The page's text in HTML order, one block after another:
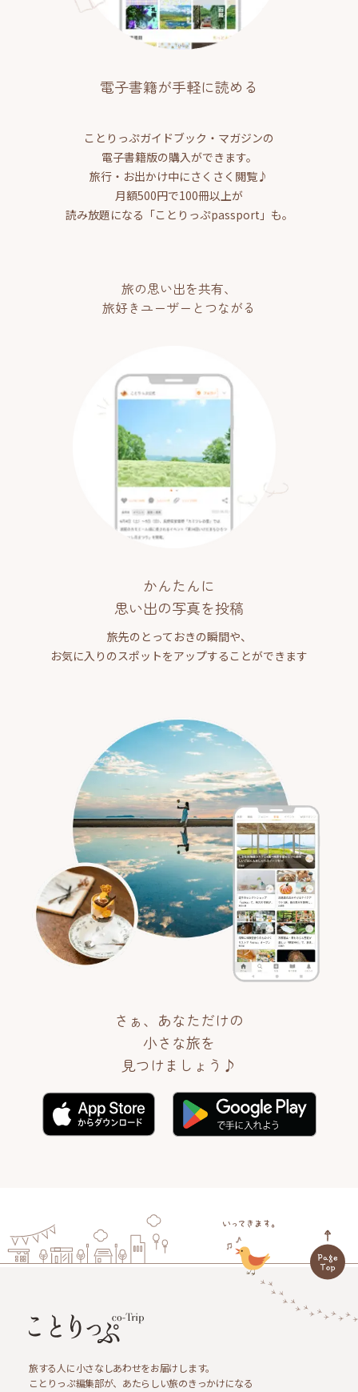
電子書籍が手軽に読める
ことりっぷガイドブック・マガジンの
電子書籍版の購入ができます。
旅行・お出かけ中にさくさく閲覧♪
月額500円で100冊以上が
読み放題になる「ことりっぷpassport」も。
旅の思い出を共有、
旅好きユーザーとつながる
かんたんに
思い出の写真を投稿
旅先のとっておきの瞬間や、
お気に入りのスポットをアップすることができます
さぁ、あなただけの
小さな旅を
見つけましょう♪
旅する人に小さなしあわせをお届けします。
ことりっぷ編集部が、あたらしい旅のきっかけになる